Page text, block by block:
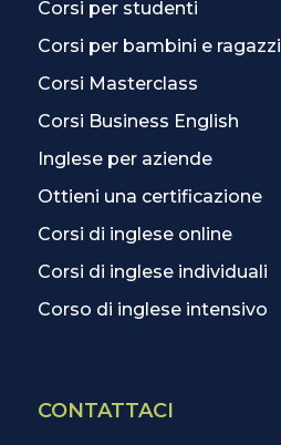
Corsi per studenti
Corsi per bambini e ragazzi
Corsi Masterclass
Corsi Business English
Inglese per aziende
Ottieni una certificazione
Corsi di inglese online
Corsi di inglese individuali
Corso di inglese intensivo
CONTATTACI